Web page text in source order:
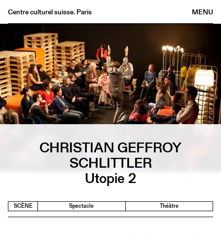
MENU
Centre culturel suisse. Paris
Agenda
Librairie
Buvette
Archives
Médiathèque
Éditions
Informations
CHRISTIAN GEFFROY
SCHLITTLER
Utopie 2
SCÈNE Spectacle Théâtre